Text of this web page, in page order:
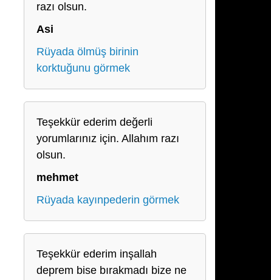
razı olsun.
Asi
Rüyada ölmüş birinin
korktuğunu görmek
Teşekkür ederim değerli
yorumlarınız için. Allahım razı
olsun.
mehmet
Rüyada kayınpederin görmek
Teşekkür ederim inşallah
deprem bise bırakmadı bize ne